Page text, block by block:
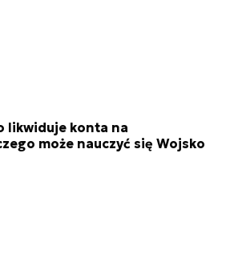
likwiduje konta na
może nauczyć się Wojsko